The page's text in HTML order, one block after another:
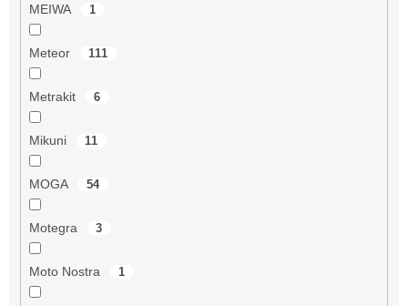
MEIWA 1
Meteor 111
Metrakit 6
Mikuni 11
MOGA 54
Motegra 3
Moto Nostra 1